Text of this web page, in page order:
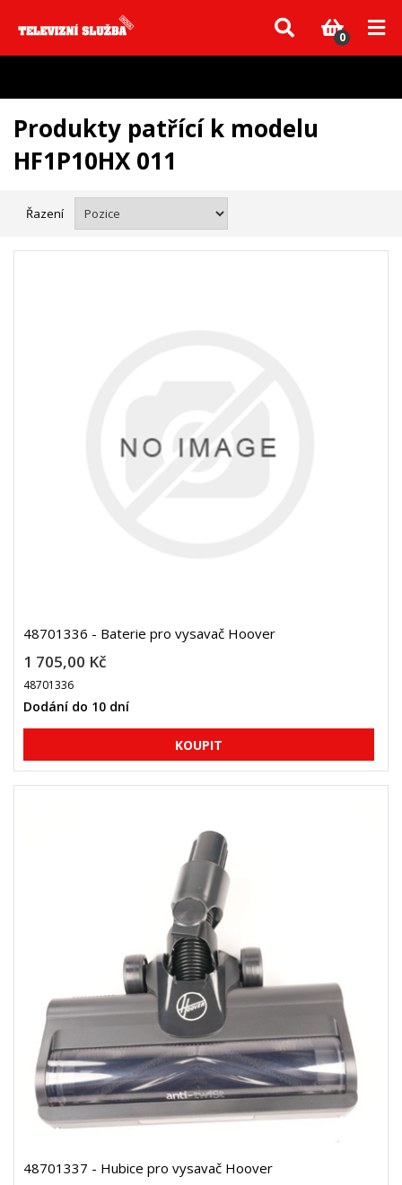
Vzhledem k aktuální situaci se může dodání dílů, které nejsou skladem,
zpozdit. Děkujeme za pochopení.
0
Produkty patřící k modelu
HF1P10HX 011
Řazení
48701336 - Baterie pro vysavač Hoover
1 705,00 Kč
48701336
Dodání do 10 dní
48701337 - Hubice pro vysavač Hoover